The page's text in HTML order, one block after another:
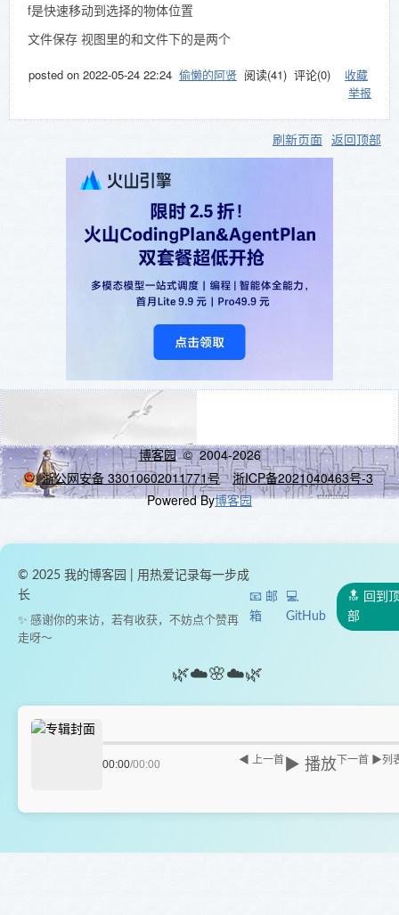
f是快速移动到选择的物体位置
文件保存 视图里的和文件下的是两个
posted on 2022-05-24 22:24 偷懒的阿贤 阅读(41) 评论(0) 收藏
举报
刷新页面 返回顶部
博客园© 2004-2026
浙公网安备 33010602011771号
浙ICP备2021040463号-3
Powered By博客园
© 2025 我的博客园 | 用热爱记录每一步成
长
✨ 感谢你的来访，若有收获，不妨点个赞再
走呀～
📧 邮
箱
💻
GitHub
🔝 回到
部
🌿☁️🌸☁️🌿
00:00/00:00 ◀ 上一首 ▶ 播放 下一首 ▶列